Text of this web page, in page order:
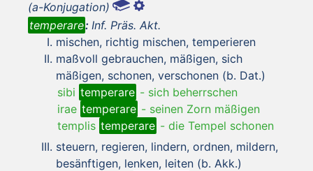
(a-Konjugation)
temperare: Inf. Präs. Akt.
mischen, richtig mischen, temperieren
maßvoll gebrauchen, mäßigen, sich
mäßigen, schonen, verschonen (b. Dat.)
sibi temperare - sich beherrschen
irae temperare - seinen Zorn mäßigen
templis temperare - die Tempel schonen
steuern, regieren, lindern, ordnen, mildern,
besänftigen, lenken, leiten (b. Akk.)